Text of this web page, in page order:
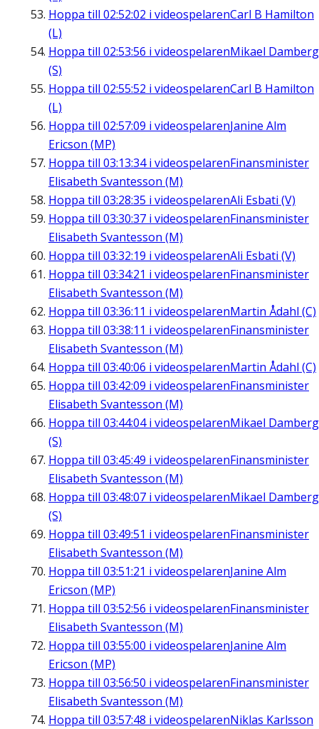
Hoppa till 02:52:02 i videospelarenCarl B Hamilton
(L)
Hoppa till 02:53:56 i videospelarenMikael Damberg
(S)
Hoppa till 02:55:52 i videospelarenCarl B Hamilton
(L)
Hoppa till 02:57:09 i videospelarenJanine Alm
Ericson (MP)
Hoppa till 03:13:34i videospelarenFinansminister
Elisabeth Svantesson (M)
Hoppa till 03:28:35 i videospelarenAli Esbati (V)
Hoppa till 03:30:37 i videospelarenFinansminister
Elisabeth Svantesson (M)
Hoppa till 03:32:19 i videospelarenAli Esbati (V)
Hoppa till 03:34:21 i videospelarenFinansminister
Elisabeth Svantesson (M)
Hoppa till 03:36:11 i videospelarenMartin Ådahl (C)
Hoppa till 03:38:11 i videospelarenFinansminister
Elisabeth Svantesson (M)
Hoppa till 03:40:06 i videospelarenMartin Ådahl (C)
Hoppa till 03:42:09 i videospelarenFinansminister
Elisabeth Svantesson (M)
Hoppa till 03:44:04i videospelarenMikael Damberg
(S)
Hoppa till 03:45:49 i videospelarenFinansminister
Elisabeth Svantesson (M)
Hoppa till 03:48:07 i videospelarenMikael Damberg
(S)
Hoppa till 03:49:51 i videospelarenFinansminister
Elisabeth Svantesson (M)
Hoppa till 03:51:21 i videospelarenJanine Alm
Ericson (MP)
Hoppa till 03:52:56 i videospelarenFinansminister
Elisabeth Svantesson (M)
Hoppa till 03:55:00 i videospelarenJanine Alm
Ericson (MP)
Hoppa till 03:56:50 i videospelarenFinansminister
Elisabeth Svantesson (M)
Hoppa till 03:57:48 i videospelarenNiklas Karlsson